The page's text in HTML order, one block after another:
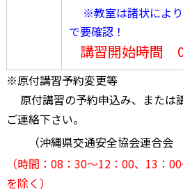
※教室は諸状によ
で要確認！
講習開始時間
※原付講習予約変更等
原付講習の予約申込み、または
ご連絡下さい。
（沖縄県交通安全協会連合会
（時間：08：30～12：00、13
を除く）